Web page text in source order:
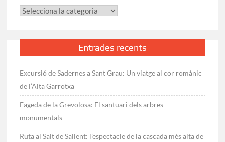
track
Categories
Entrades recents
Excursió de Sadernes a Sant Grau: Un viatge al cor romànic
de l’Alta Garrotxa
Fageda de la Grevolosa: El santuari dels arbres
monumentals
Ruta al Salt de Sallent: l’espectacle de la cascada més alta de